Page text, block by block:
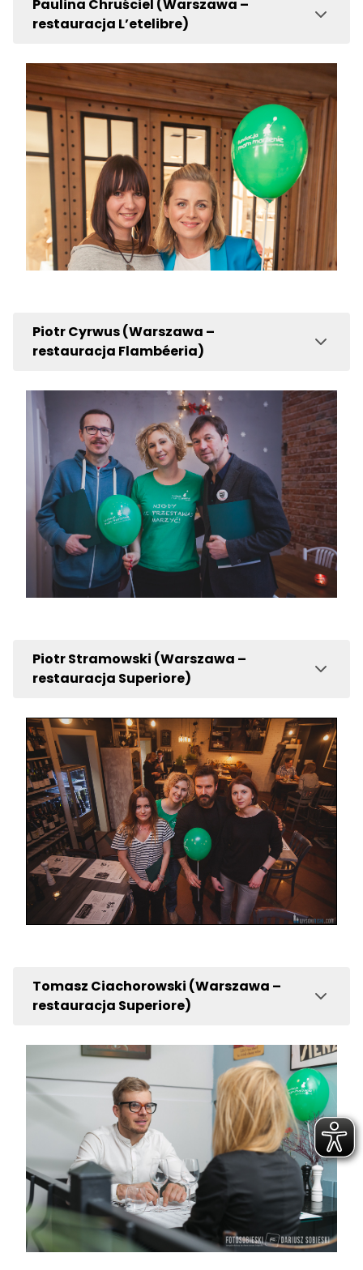
Paulina Chruściel (Warszawa –
restauracja L’etelibre)
Piotr Cyrwus (Warszawa –
restauracja Flambéeria)
Piotr Stramowski (Warszawa –
restauracja Superiore)
Tomasz Ciachorowski (Warszawa –
restauracja Superiore)